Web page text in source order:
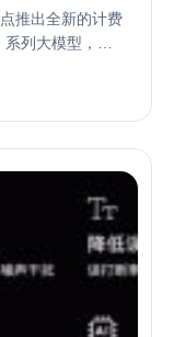
推出全新的计费
列大模型，还
与 API 升级，